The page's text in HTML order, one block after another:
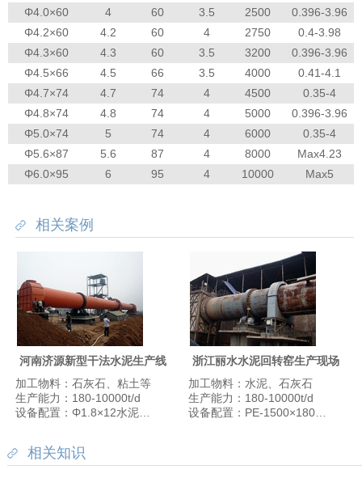
Φ4.0×60
4 60 3.5 2500
0.396-3.96
Φ4.2×60
4.2 60 4 2750
0.4-3.98
Φ4.3×60
4.3 60 3.5 3200
0.396-3.96
Φ4.5×66
4.5 66 3.5 4000
0.41-4.1
Φ4.7×74
4.7 74 4 4500
0.35-4
Φ4.8×74
4.8 74 4 5000
0.396-3.96
Φ5.0×74
5 74 4 6000
0.35-4
Φ5.6×87
5.6 87 4 8000
Max4.23
Φ6.0×95
6 95 4 10000 Max5
相关案例
河南济源新型干法水泥生产线
加工物料：石灰石、粘土等
生产能力：180-10000t/d
设备配置：Φ1.8×12水泥烘干机、Φ1.83×7水泥磨、φ3.8×7.5原料磨、Φ3.6×70水泥回转窑、皮带输送机等
浙江丽水水泥回转窑生产现场
加工物料：水泥、石灰石
生产能力：180-10000t/d
设备配置：PE-1500×1800颚式破碎机、Φ1.83×7水泥磨、Φ4.2×60水泥回转窑、Φ2.6×24水泥烘干机、皮带输送机等设备。
相关知识